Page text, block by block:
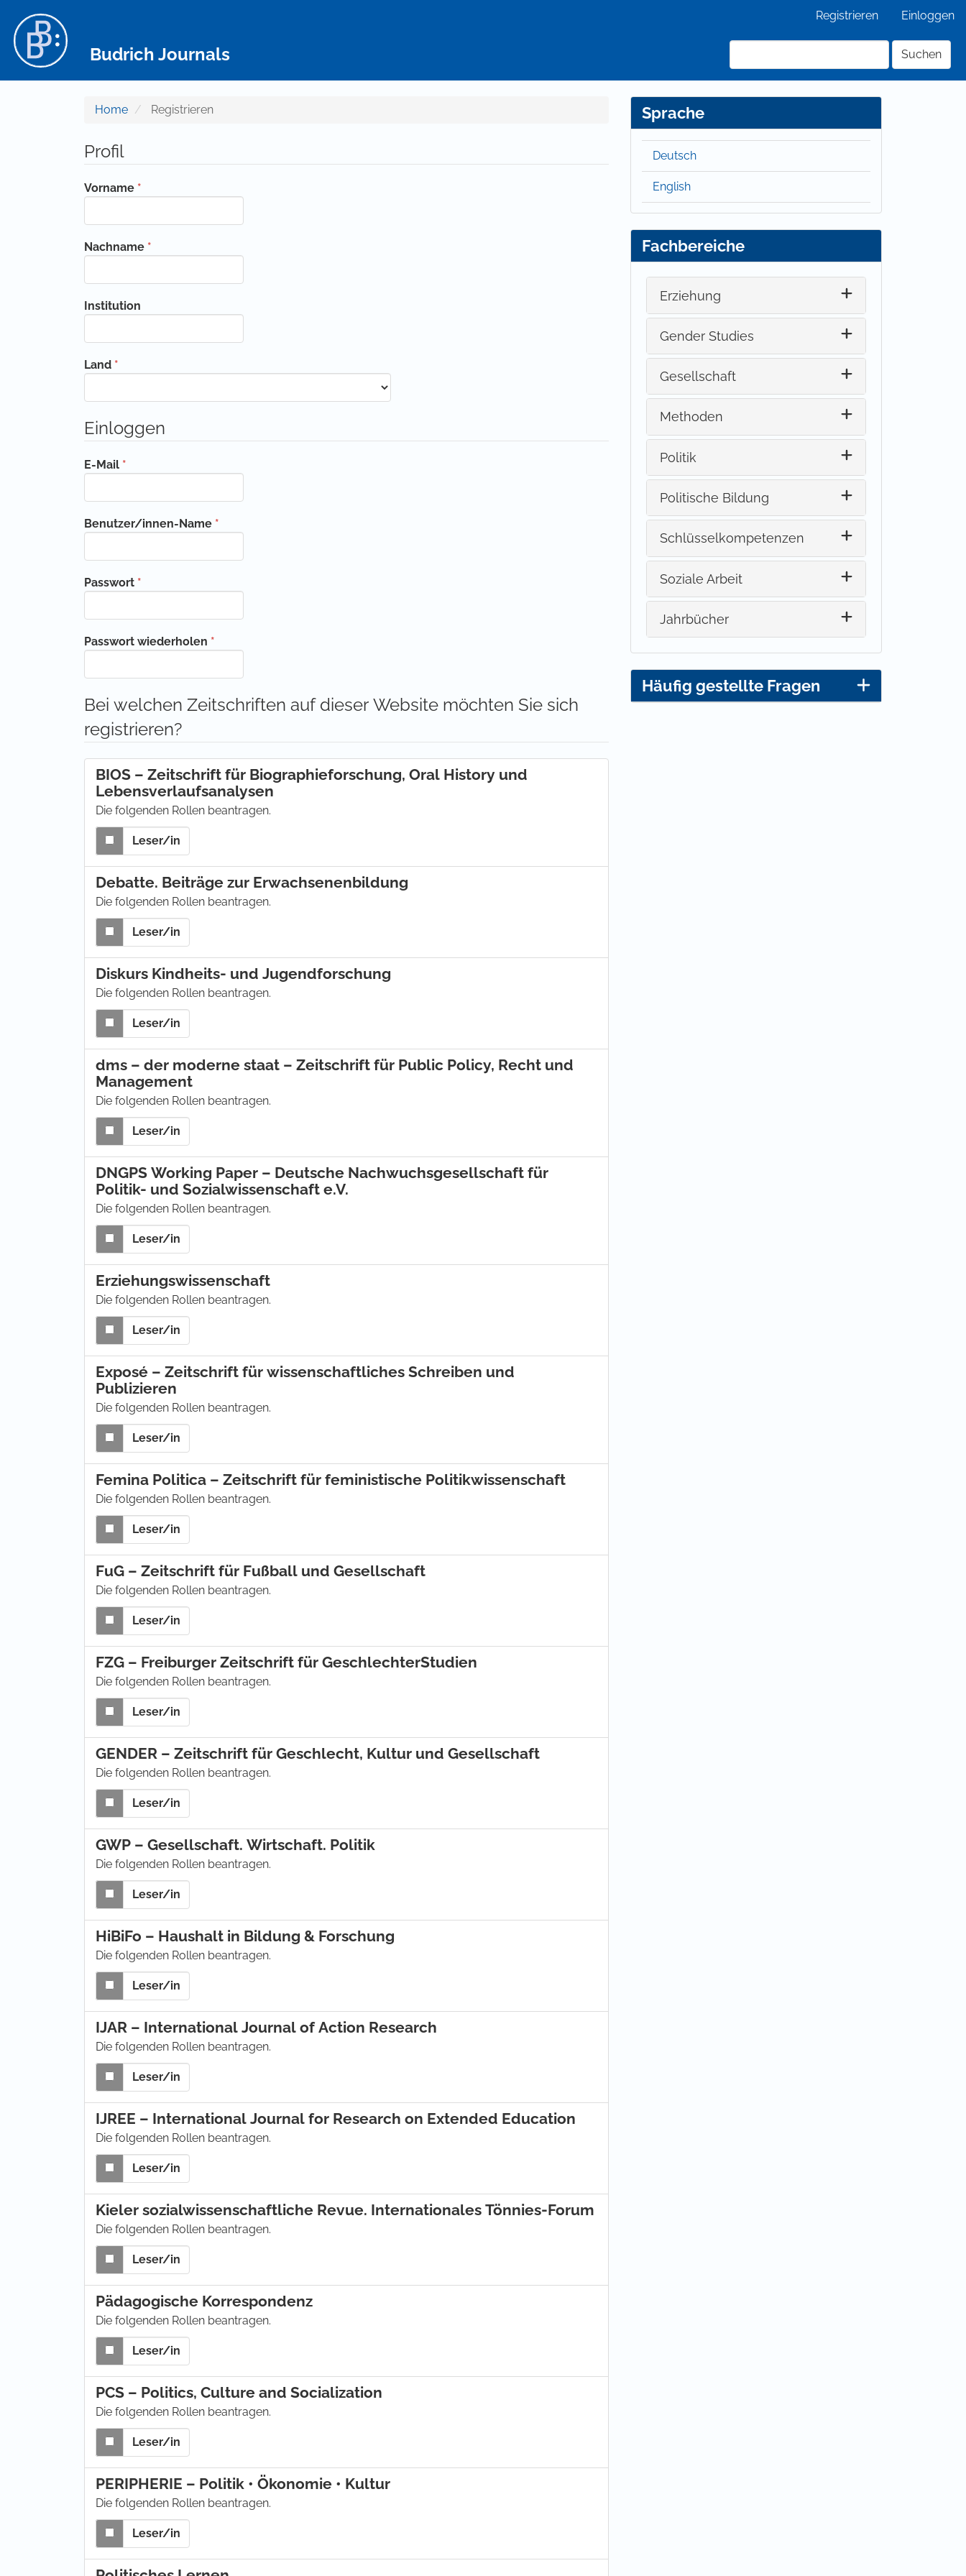
Hauptinhalt
Sidebar
Registrieren Einloggen
Budrich Journals Suchen
Home Registrieren
Profil
Vorname *
Nachname *
Institution
Land *
Einloggen
E-Mail *
Benutzer/innen-Name *
Passwort *
Passwort wiederholen *
Bei welchen Zeitschriften auf dieser Website möchten Sie sich
registrieren?
BIOS – Zeitschrift für Biographieforschung, Oral History und
Lebensverlaufsanalysen
Die folgenden Rollen beantragen.
Leser/in
Debatte. Beiträge zur Erwachsenenbildung
Die folgenden Rollen beantragen.
Leser/in
Diskurs Kindheits- und Jugendforschung
Die folgenden Rollen beantragen.
Leser/in
dms – der moderne staat – Zeitschrift für Public Policy, Recht und
Management
Die folgenden Rollen beantragen.
Leser/in
DNGPS Working Paper – Deutsche Nachwuchsgesellschaft für
Politik- und Sozialwissenschaft e.V.
Die folgenden Rollen beantragen.
Leser/in
Erziehungswissenschaft
Die folgenden Rollen beantragen.
Leser/in
Exposé – Zeitschrift für wissenschaftliches Schreiben und
Publizieren
Die folgenden Rollen beantragen.
Leser/in
Femina Politica – Zeitschrift für feministische Politikwissenschaft
Die folgenden Rollen beantragen.
Leser/in
FuG – Zeitschrift für Fußball und Gesellschaft
Die folgenden Rollen beantragen.
Leser/in
FZG – Freiburger Zeitschrift für GeschlechterStudien
Die folgenden Rollen beantragen.
Leser/in
GENDER – Zeitschrift für Geschlecht, Kultur und Gesellschaft
Die folgenden Rollen beantragen.
Leser/in
GWP – Gesellschaft. Wirtschaft. Politik
Die folgenden Rollen beantragen.
Leser/in
HiBiFo – Haushalt in Bildung & Forschung
Die folgenden Rollen beantragen.
Leser/in
IJAR – International Journal of Action Research
Die folgenden Rollen beantragen.
Leser/in
IJREE – International Journal for Research on Extended Education
Die folgenden Rollen beantragen.
Leser/in
Kieler sozialwissenschaftliche Revue. Internationales Tönnies-Forum
Die folgenden Rollen beantragen.
Leser/in
Pädagogische Korrespondenz
Die folgenden Rollen beantragen.
Leser/in
PCS – Politics, Culture and Socialization
Die folgenden Rollen beantragen.
Leser/in
PERIPHERIE – Politik • Ökonomie • Kultur
Die folgenden Rollen beantragen.
Leser/in
Sprache
Deutsch
English
Fachbereiche
Erziehung
Gender Studies
Gesellschaft
Methoden
Politik
Politische Bildung
Schlüsselkompetenzen
Soziale Arbeit
Jahrbücher
Häufig gestellte Fragen